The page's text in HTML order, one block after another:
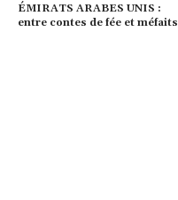
ÉMIRATS ARABES UNIS :
entre contes de fée et méfaits